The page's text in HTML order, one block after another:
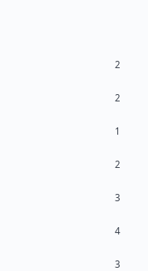
2
2
1
2
3
4
3